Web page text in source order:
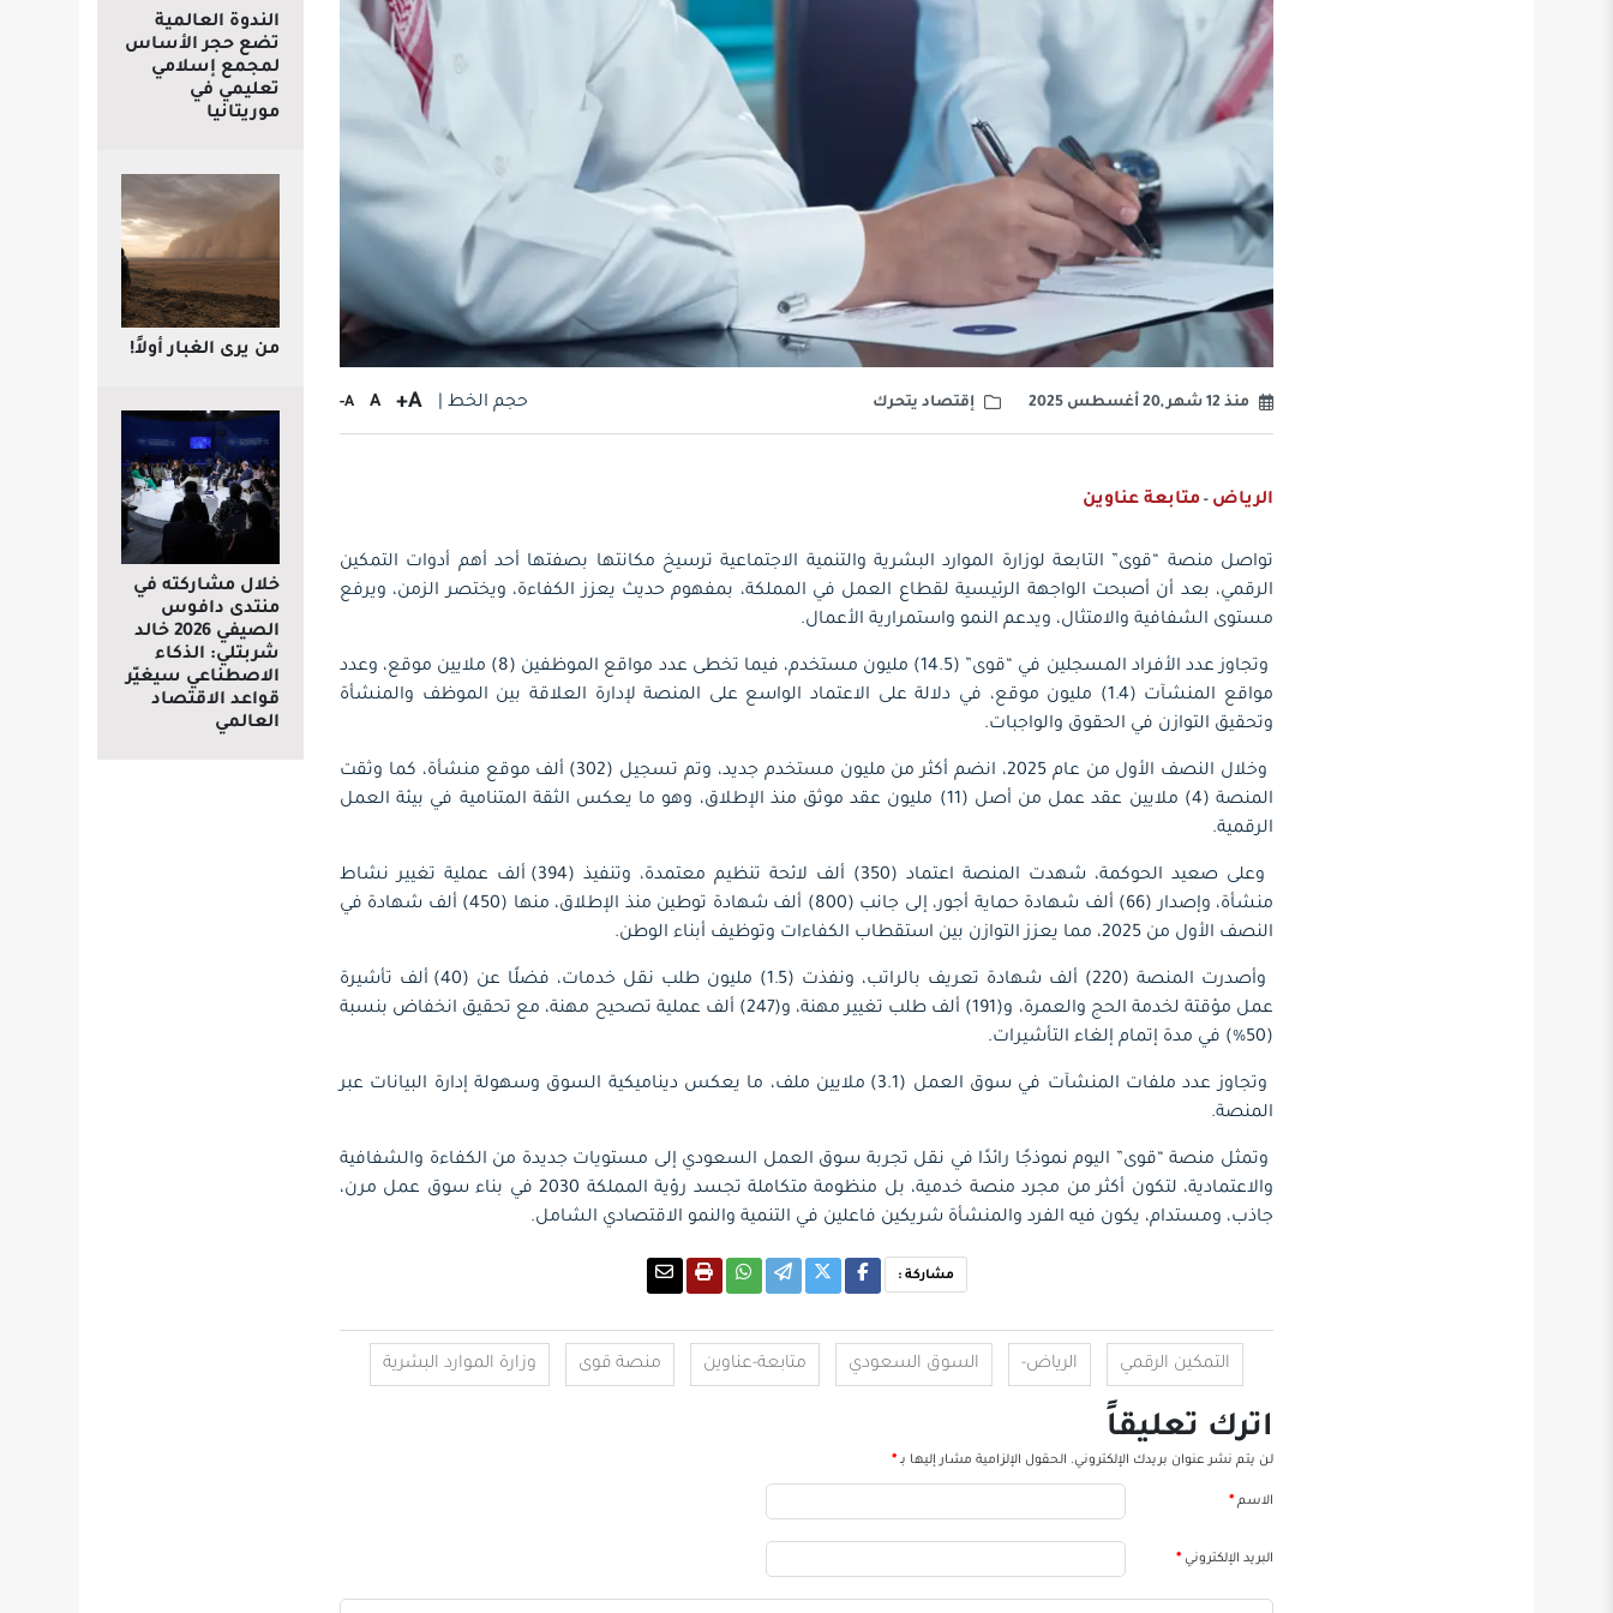
منذ 12 شهر ,20 أغسطس 2025 إقتصاد يتحرك حجم الخط | A+
A
A-
الرياض - متابعة عناوين
تواصل منصة “قوى” التابعة لوزارة الموارد البشرية والتنمية الاجتماعية ترسيخ مكانتها بصفتها أحد أهم أدوات التمكين
الرقمي، بعد أن أصبحت الواجهة الرئيسية لقطاع العمل في المملكة، بمفهوم حديث يعزز الكفاءة، ويختصر الزمن، ويرفع
مستوى الشفافية والامتثال، ويدعم النمو واستمرارية الأعمال.
وتجاوز عدد الأفراد المسجلين في “قوى” (14.5) مليون مستخدم، فيما تخطى عدد مواقع الموظفين (8) ملايين موقع، وعدد
مواقع المنشآت (1.4) مليون موقع، في دلالة على الاعتماد الواسع على المنصة لإدارة العلاقة بين الموظف والمنشأة
وتحقيق التوازن في الحقوق والواجبات.
وخلال النصف الأول من عام 2025، انضم أكثر من مليون مستخدم جديد، وتم تسجيل (302) ألف موقع منشأة، كما وثقت
المنصة (4) ملايين عقد عمل من أصل (11) مليون عقد موثق منذ الإطلاق، وهو ما يعكس الثقة المتنامية في بيئة العمل
الرقمية.
وعلى صعيد الحوكمة، شهدت المنصة اعتماد (350) ألف لائحة تنظيم معتمدة، وتنفيذ (394) ألف عملية تغيير نشاط
منشأة، وإصدار (66) ألف شهادة حماية أجور، إلى جانب (800) ألف شهادة توطين منذ الإطلاق، منها (450) ألف شهادة في
النصف الأول من 2025، مما يعزز التوازن بين استقطاب الكفاءات وتوظيف أبناء الوطن.
وأصدرت المنصة (220) ألف شهادة تعريف بالراتب، ونفذت (1.5) مليون طلب نقل خدمات، فضلًا عن (40) ألف تأشيرة
عمل مؤقتة لخدمة الحج والعمرة، و(191) ألف طلب تغيير مهنة، و(247) ألف عملية تصحيح مهنة، مع تحقيق انخفاض بنسبة
(50%) في مدة إتمام إلغاء التأشيرات.
وتجاوز عدد ملفات المنشآت في سوق العمل (3.1) ملايين ملف، ما يعكس ديناميكية السوق وسهولة إدارة البيانات عبر
المنصة.
وتمثل منصة “قوى” اليوم نموذجًا رائدًا في نقل تجربة سوق العمل السعودي إلى مستويات جديدة من الكفاءة والشفافية
والاعتمادية، لتكون أكثر من مجرد منصة خدمية، بل منظومة متكاملة تجسد رؤية المملكة 2030 في بناء سوق عمل مرن،
جاذب، ومستدام، يكون فيه الفرد والمنشأة شريكين فاعلين في التنمية والنمو الاقتصادي الشامل.
مشاركة :
التمكين الرقمي الرياض- السوق السعودي متابعة-عناوين منصة قوى وزارة الموارد البشرية
اترك تعليقاً
لن يتم نشر عنوان بريدك الإلكتروني. الحقول الإلزامية مشار إليها بـ*
الاسم*
البريد الإلكتروني*
الندوة العالمية
تضع حجر الأساس
لمجمع إسلامي
تعليمي في
موريتانيا
من يرى الغبار أولاً!
خلال مشاركته في
منتدى دافوس
الصيفي 2026 خالد
شربتلي: الذكاء
الاصطناعي سيغيّر
قواعد الاقتصاد
العالمي